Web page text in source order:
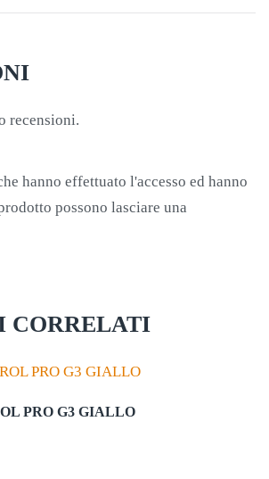
recensioni.
hanno effettuato l'accesso ed hanno
possono lasciare una
CORRELATI
PRO G3 GIALLO